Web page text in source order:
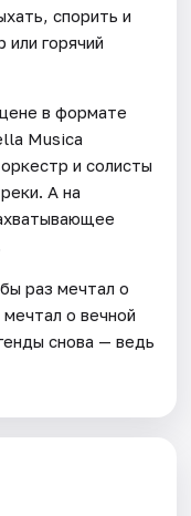
спорить и
горячий
в формате
Musica
и солисты
А на
раз мечтал о
о вечной
снова — ведь